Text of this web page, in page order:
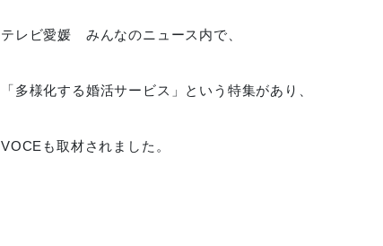
テレビ愛媛 みんなのニュース内で、
「多様化する婚活サービス」という特集があり、
VOCEも取材されました。